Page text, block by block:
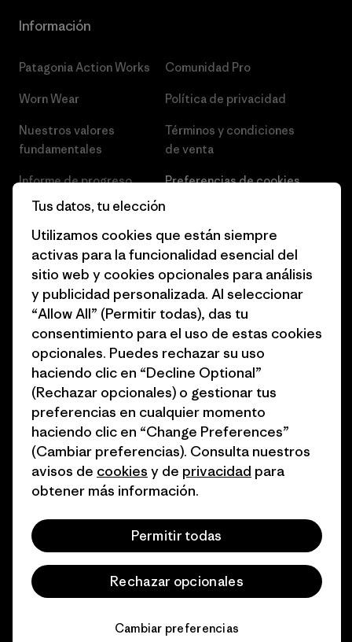
Información
Patagonia Action Works
Worn Wear
Nuestros valores
fundamentales
Informe de progreso
Business Unusual
Objetivos climáticos
1% for the Planet
Cómo financiamos
Tarjetas regalo
Encuentra una tienda
Comunidad Pro
Política de privacidad
Términos y condiciones
de venta
Preferencias de cookies
Empleo
Prensa
Programa para profesionales
del sector
Programa de afiliados
Mapa del sitio Patagonia
España
© 2026 Patagonia, Inc. Todos los derechos reservados.
español
Tus datos, tu elección
Utilizamos cookies que están siempre
activas para la funcionalidad esencial del
sitio web y cookies opcionales para análisis
y publicidad personalizada. Al seleccionar
“Allow All” (Permitir todas), das tu
consentimiento para el uso de estas cookies
opcionales. Puedes rechazar su uso
haciendo clic en “Decline Optional”
(Rechazar opcionales) o gestionar tus
preferencias en cualquier momento
haciendo clic en “Change Preferences”
(Cambiar preferencias). Consulta nuestros
avisos de cookies y de privacidad para
obtener más información.
Permitir todas
Rechazar opcionales
Cambiar preferencias